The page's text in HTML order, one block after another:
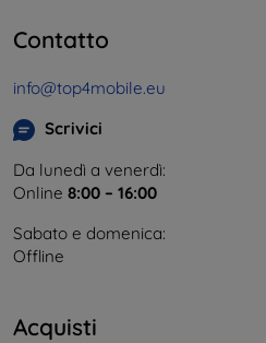
Contatto
info@top4mobile.eu
Scrivici
Da lunedì a venerdì:
Online 8:00 – 16:00
Sabato e domenica:
Offline
Acquisti